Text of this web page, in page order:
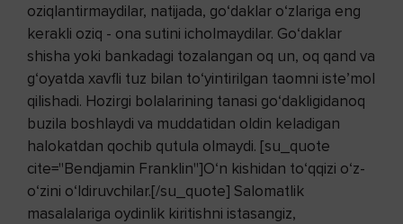
oziqlantirmaydilar, natijada, go‘daklar o‘zlariga eng
kerakli oziq - ona sutini icholmaydilar. Go‘daklar
shisha yoki bankadagi tozalangan oq un, oq qand va
g‘oyatda xavfli tuz bilan to‘yintirilgan taomni iste’mol
qilishadi. Hozirgi bolalarining tanasi go‘dakligidanoq
buzila boshlaydi va muddatidan oldin keladigan
halokatdan qochib qutula olmaydi. [su_quote
cite="Bendjamin Franklin"]O‘n kishidan to‘qqizi o‘z-
o‘zini o‘ldiruvchilar.[/su_quote] Salomatlik
masalalariga oydinlik kiritishni istasangiz,